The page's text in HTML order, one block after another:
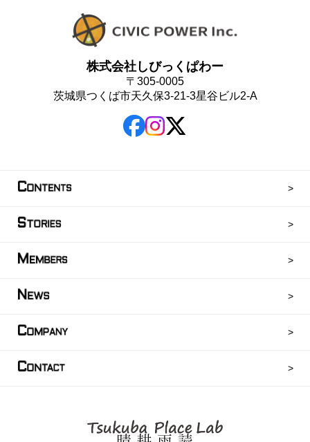
株式会社しびっくぱわー
〒305-0005
茨城県つくば市天久保3-21-3星谷ビル2-A
CONTENTS
STORIES
M EMBERS
N EWS
COMPANY
CONTACT